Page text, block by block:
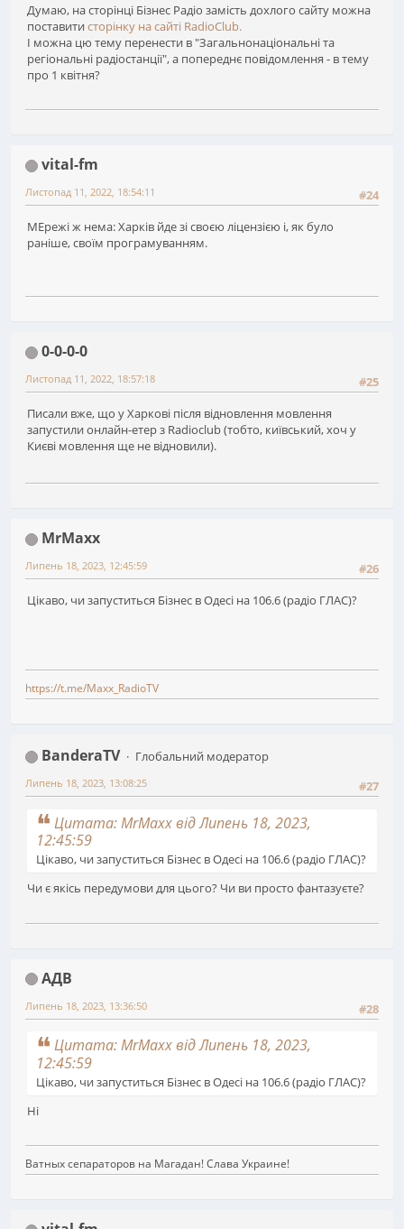
Думаю, на сторінці Бізнес Радіо замість дохлого сайту можна
поставити сторінку на сайті RadioClub.
І можна цю тему перенести в "Загальнонаціональні та
регіональні радіостанції", а попереднє повідомлення - в тему
про 1 квітня?
vital-fm
#24
Листопад 11, 2022, 18:54:11
МЕрежі ж нема: Харків йде зі своєю ліцензією і, як було
раніше, своїм програмуванням.
0-0-0-0
#25
Листопад 11, 2022, 18:57:18
Писали вже, що у Харкові після відновлення мовлення
запустили онлайн-етер з Radioclub (тобто, київський, хоч у
Києві мовлення ще не відновили).
MrMaxx
#26
Липень 18, 2023, 12:45:59
Цікаво, чи запуститься Бізнес в Одесі на 106.6 (радіо ГЛАС)?
https://t.me/Maxx_RadioTV
BanderaTV
Глобальний модератор
#27
Липень 18, 2023, 13:08:25
Цитата: MrMaxx від Липень 18, 2023,
12:45:59
Цікаво, чи запуститься Бізнес в Одесі на 106.6 (радіо ГЛАС)?
Чи є якісь передумови для цього? Чи ви просто фантазуєте?
АДВ
#28
Липень 18, 2023, 13:36:50
Цитата: MrMaxx від Липень 18, 2023,
12:45:59
Цікаво, чи запуститься Бізнес в Одесі на 106.6 (радіо ГЛАС)?
Ні
Ватных сепараторов на Магадан! Слава Украине!